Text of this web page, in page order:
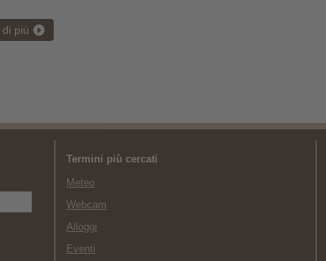
di più
Termini più cercati
Meteo
Webcam
Alloggi
Eventi